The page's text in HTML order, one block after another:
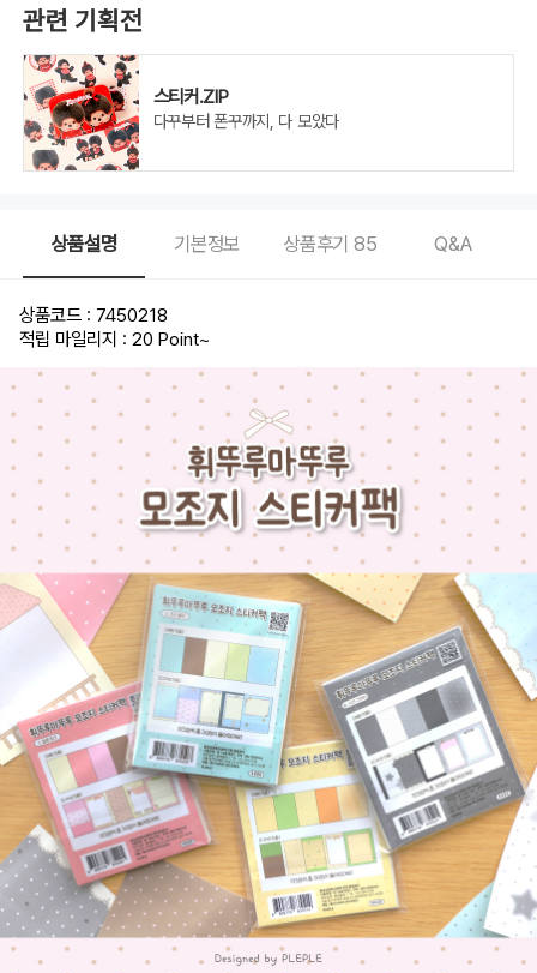
관련 기획전
스티커.ZIP
다꾸부터 폰꾸까지, 다 모았다
상품설명 기본정보 상품후기85 Q&A
상품코드 : 7450218
적립 마일리지 : 20 Point~